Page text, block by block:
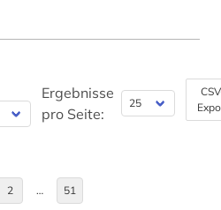
arabische staaten (1)
arbeiterbewegung (3)
Ergebnisse
pro Seite:
2 … 51